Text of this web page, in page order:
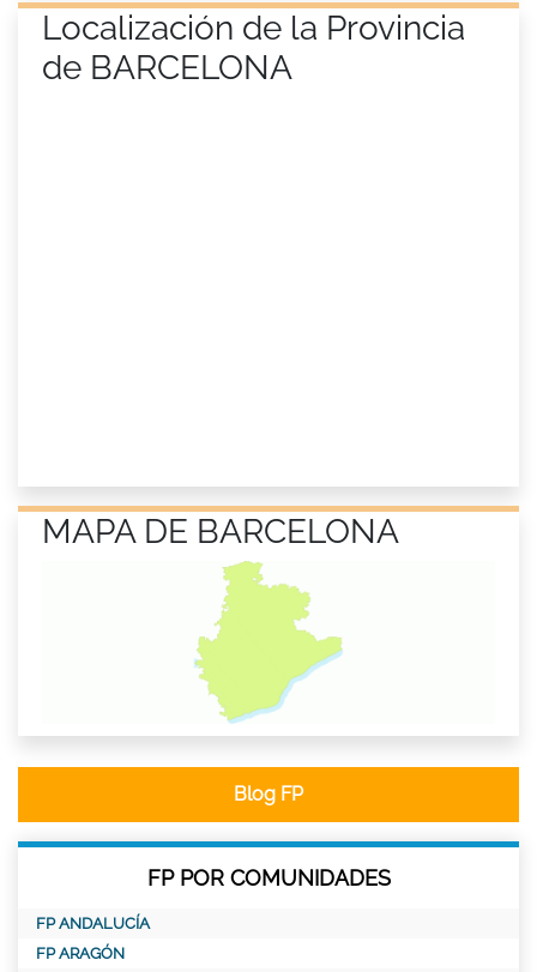
Localización de la Provincia
de BARCELONA
MAPA DE BARCELONA
Blog FP
FP POR COMUNIDADES
FP ANDALUCÍA
FP ARAGÓN